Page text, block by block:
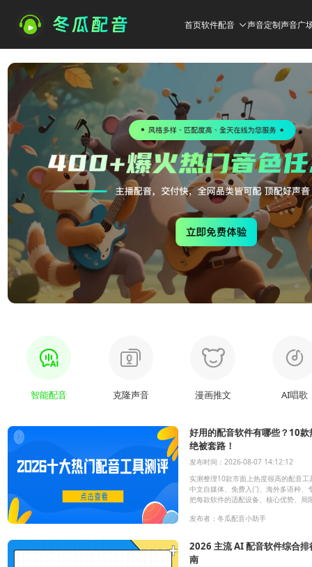
首页软件配音 声音定制声音广
智能配音 克隆声音 漫画推文 AI唱歌
好用的配音软件有哪些？10
绝被套路！
发布时间：2026-08-07 14:12:12
实测整理10款市面上热度很高的配音
中文自媒体、免费入门、海外多语种、
把每款软件的适配设备、核心优势、局
发布者：冬瓜配音小助手
2026 主流 AI 配音软件综合
南